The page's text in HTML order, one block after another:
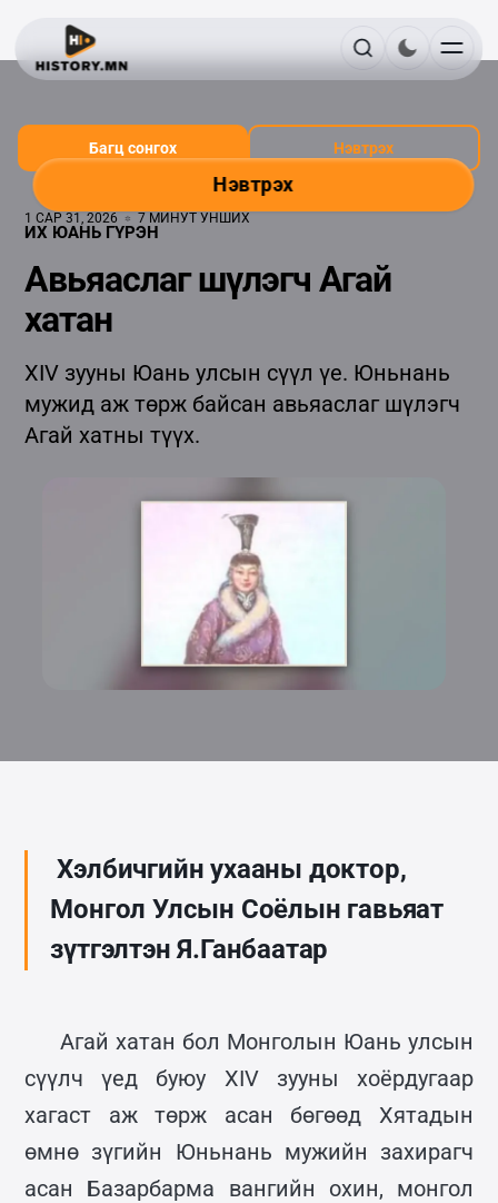
Нэвтрэх
Багц сонгох Нэвтрэх
1 САР 31, 2026 7 МИНУТ УНШИХ
ИХ ЮАНЬ ГҮРЭН
Авьяаслаг шүлэгч Агай
хатан
XIV зууны Юань улсын сүүл үе. Юньнань
мужид аж төрж байсан авьяаслаг шүлэгч
Агай хатны түүх.
Хэлбичгийн ухааны доктор,
Монгол Улсын Соёлын гавьяат
зүтгэлтэн Я.Ганбаатар
Агай хатан бол Монголын Юань улсын
сүүлч үед буюу XIV зууны хоёрдугаар
хагаст аж төрж асан бөгөөд Хятадын
өмнө зүгийн Юньнань мужийн захирагч
асан Базарбарма вангийн охин, монгол